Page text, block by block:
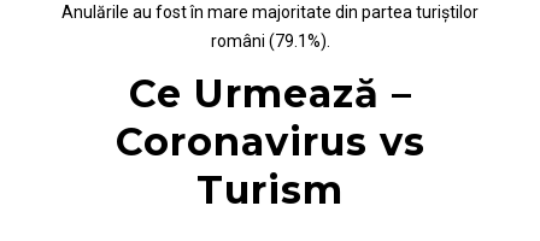
Anulările au fost în mare majoritate din partea turiștilor
români (79.1%).
Ce Urmează –
Coronavirus vs
Turism